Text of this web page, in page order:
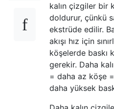
kalın çizgiler bir
doldurur, çünkü
ekstrüde edilir.
akışı hız için
köşelerde baskı
gerekir. Daha
= daha az köşe
daha yüksek